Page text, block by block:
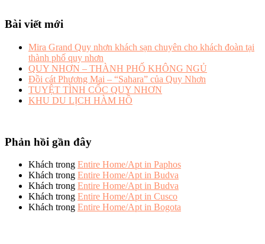
Bài viết mới
Mira Grand Quy nhơn khách sạn chuyên cho khách đoàn tại
thành phố quy nhơn
QUY NHƠN – THÀNH PHỐ KHÔNG NGỦ
Đồi cát Phương Mai – “Sahara” của Quy Nhơn
TUYỆT TÌNH CỐC QUY NHƠN
KHU DU LỊCH HÀM HỒ
Phản hồi gần đây
Khách trong Entire Home/Apt in Paphos
Khách trong Entire Home/Apt in Budva
Khách trong Entire Home/Apt in Budva
Khách trong Entire Home/Apt in Cusco
Khách trong Entire Home/Apt in Bogota